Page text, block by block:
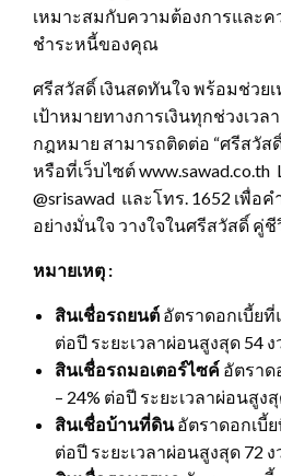
เหมาะสมกับความต้องการและ
ชำระหนี้ของคุณ
ศรีสวัสดิ์ เงินสดทันใจ พร้อมช่วย
เป้าหมายทางการเงินทุกช่วงเวล
กฎหมาย สามารถติดต่อ “ศรีสวั
หรือที่เว็บไซต์ www.sawad.co.th
@srisawad และโทร. 1652 เพื่อ
อย่างมั่นใจ วางใจในศรีสวัสดิ์ คู่ชี
หมายเหตุ :
สินเชื่อรถยนต์ อัตราดอกเบี้ยที่
ต่อปี ระยะเวลาผ่อนสูงสุด 54 ง
สินเชื่อรถมอเตอร์ไซค์ อัตราด
– 24% ต่อปี ระยะเวลาผ่อนสูง
สินเชื่อบ้านที่ดินอัตราดอกเบี้ย
ต่อปี ระยะเวลาผ่อนสูงสุด 72 ง